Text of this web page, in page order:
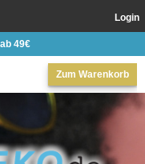
Login
Zum Warenkorb
49€